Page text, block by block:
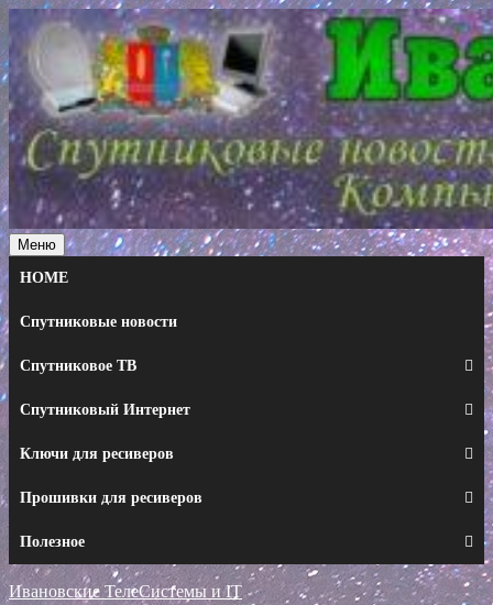
Перейти
к
содержимому
Меню
HOME
Спутниковые новости
Спутниковое ТВ
Спутниковый Интернет
Ключи для ресиверов
Прошивки для ресиверов
Полезное
Ивановские ТелеСистемы и IT